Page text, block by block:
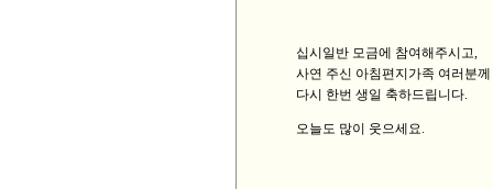
십시일반 모금에 참여해주시고,
사연 주신 아침편지가족 여러분
다시 한번 생일 축하드립니다.
오늘도 많이 웃으세요.